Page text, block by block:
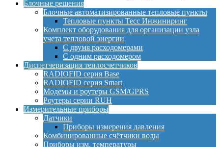
Блочные решения
Блочные автоматизированные тепловые пункты
Тепловые пункты Тесс Инжиниринг
Комплект оборудования для организации узла
учета тепловой энергии
С двумя расходомерами
С одним расходомером
Диспетчеризация теплосчетчиков
RADIOFID серия Base
RADIOFID серия Smart
Модемы и роутеры GSM/GPRS
Роутеры серии RUH
Измерительные приборы
Датчики
Приборы измерения давления
Комбинированные счётчики воды
Приборы изм. температуры